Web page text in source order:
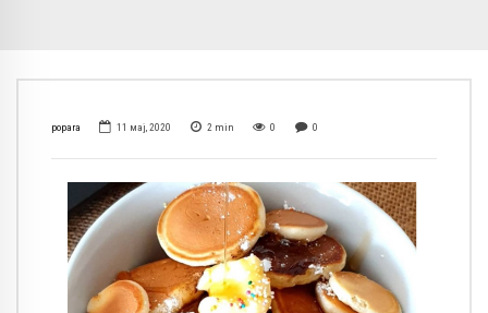
popara 11 мај, 2020 2 min 0 0